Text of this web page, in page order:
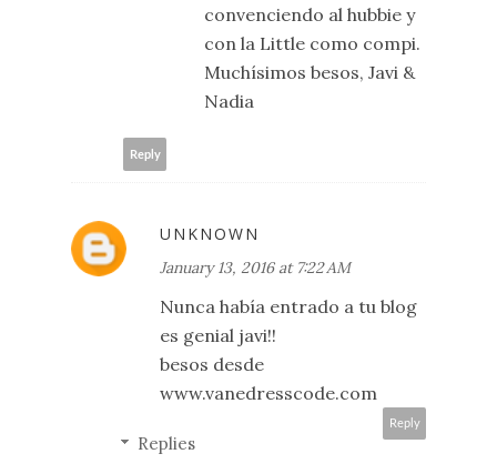
convenciendo al hubbie y
con la Little como compi.
Muchísimos besos, Javi &
Nadia
Reply
UNKNOWN
January 13, 2016 at 7:22 AM
Nunca había entrado a tu blog
es genial javi!!
besos desde
www.vanedresscode.com
Reply
Replies